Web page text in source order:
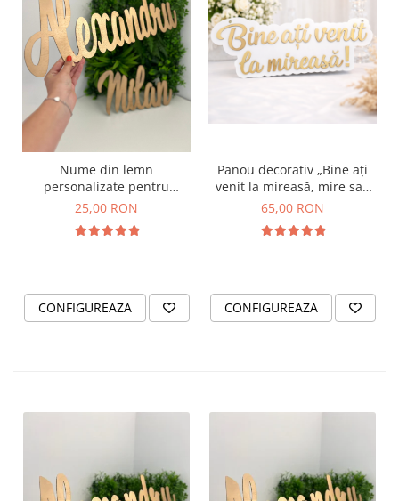
Nume din lemn
personalizate pentru
panouri foto și baloane -
25,00 RON
CONFIGUREAZA
Panou decorativ „Bine ați
venit la mireasă, mire sau
nași!” – Decor nuntă elegant
65,00 RON
CONFIGUREAZA